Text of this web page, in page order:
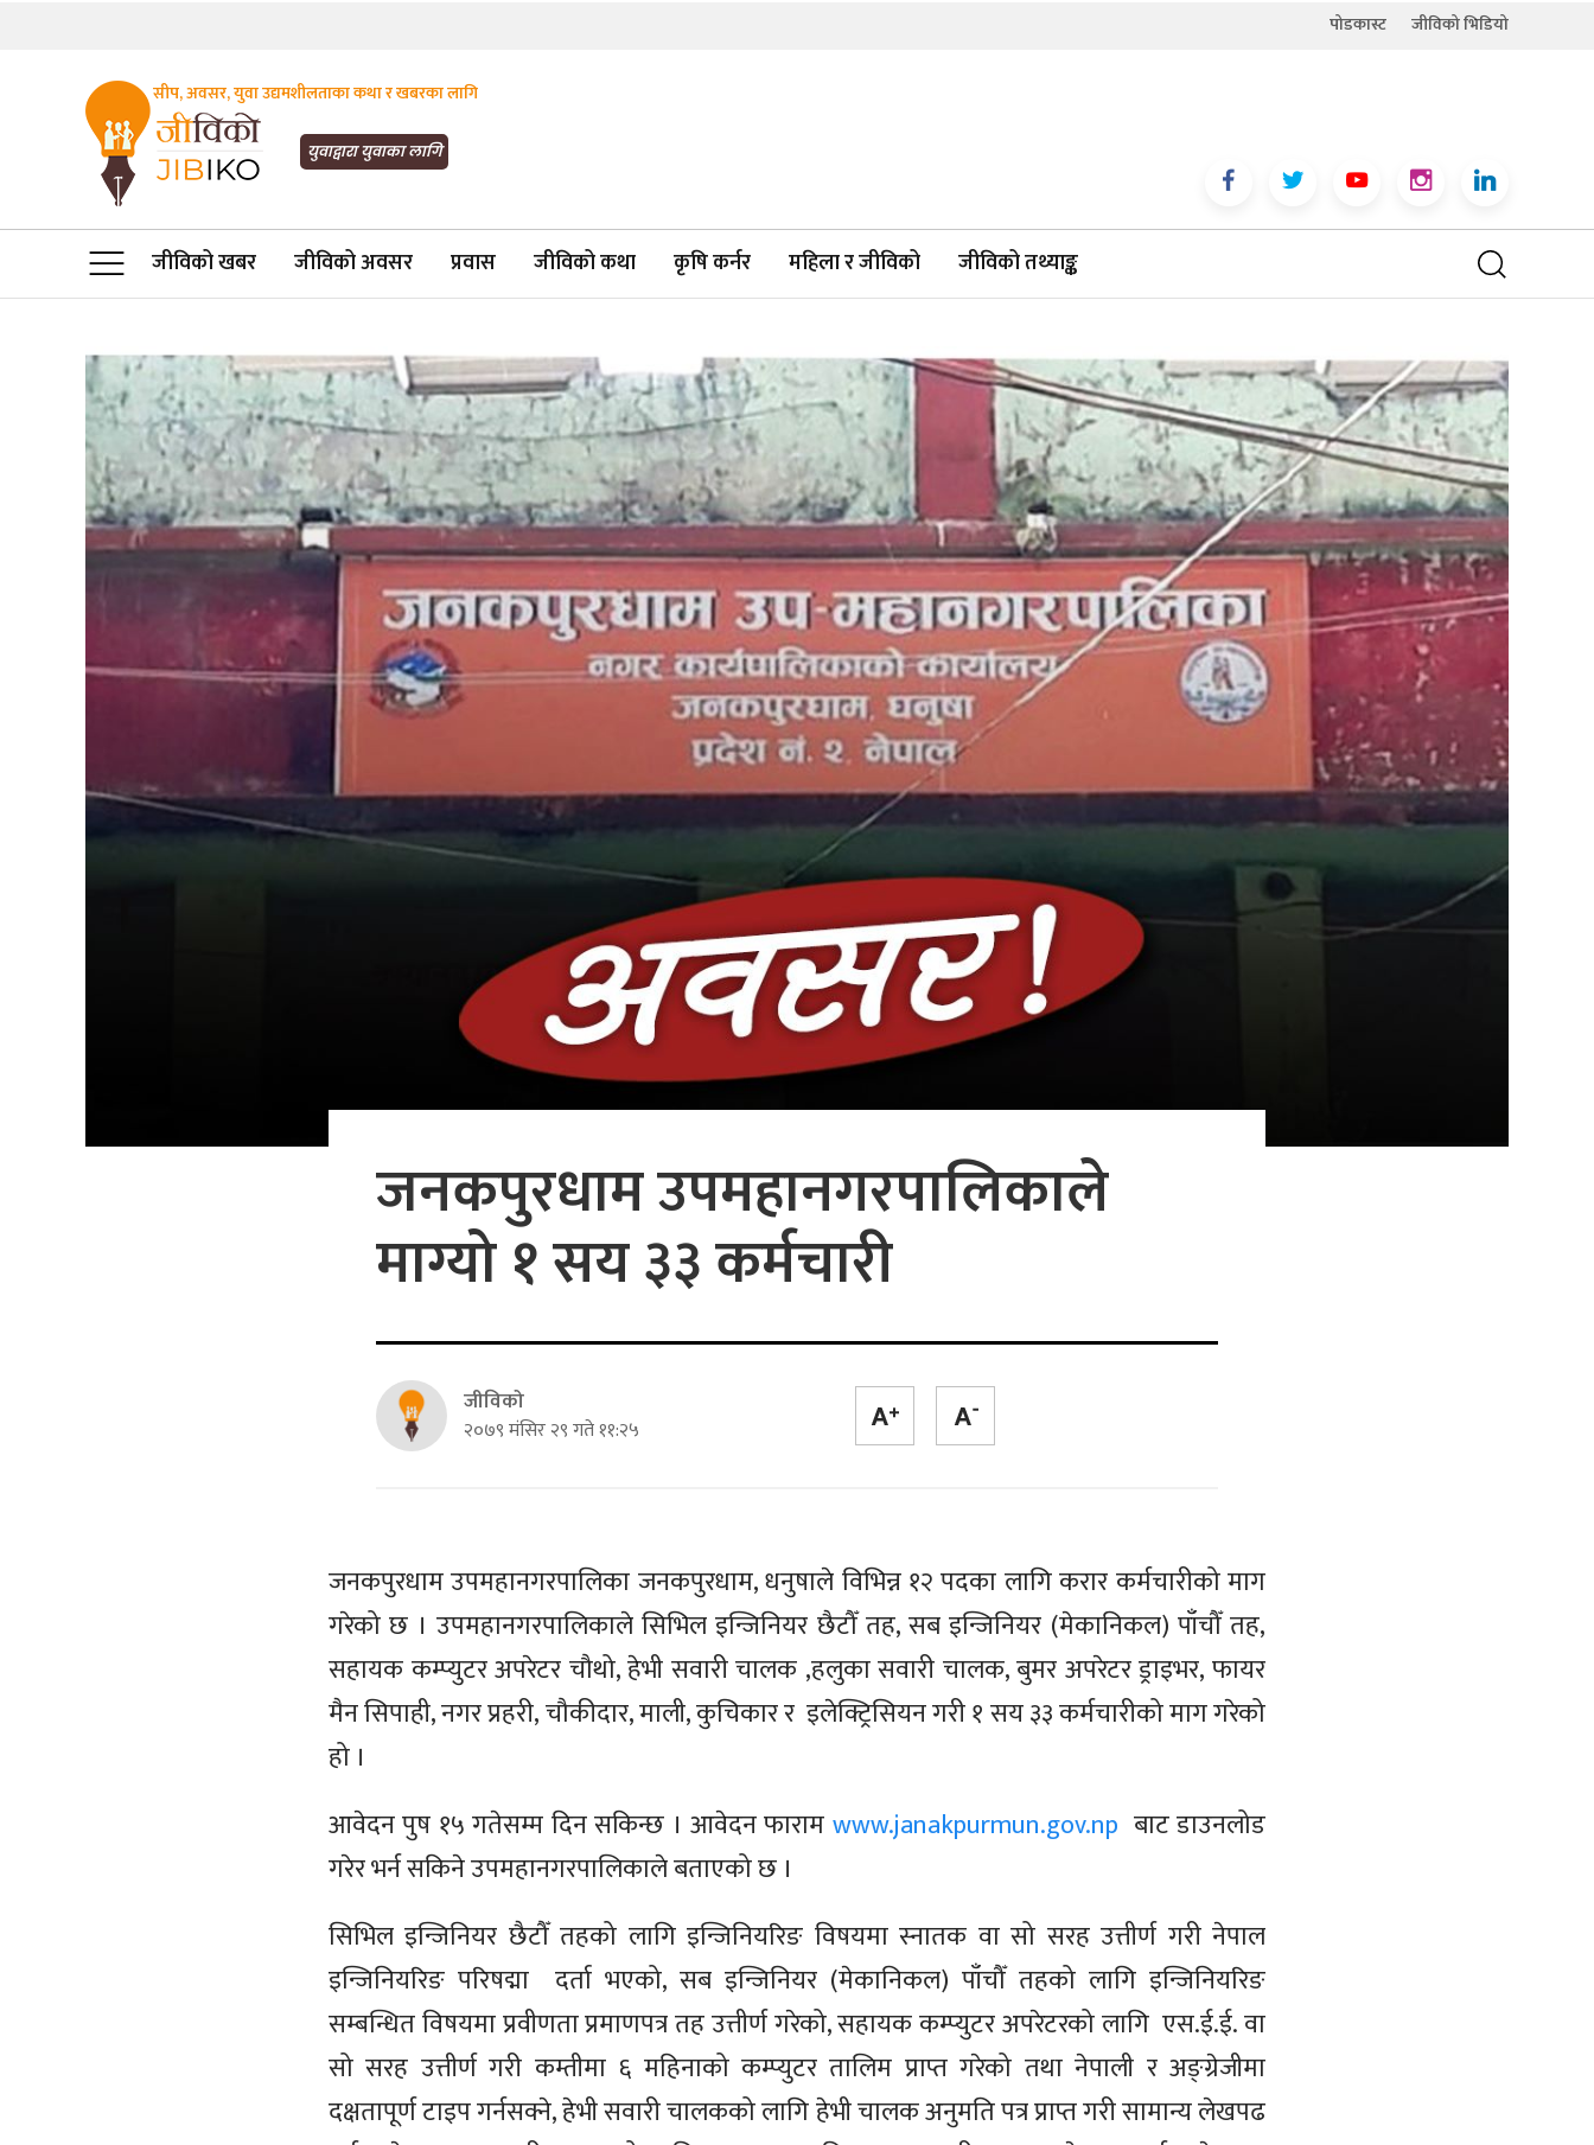
पोडकास्ट जीविको भिडियो
युवाद्वारा युवाका लागि
JIBIKO.COM
तपाईंको जीविकाको साथी
सीप, अवसर, युवा उद्यमशीलताका कथा र खबरका लागि
जीविको खबर जीविको अवसर प्रवास जीविको कथा कृषि कर्नर महिला र जीविको जीविको तथ्याङ्क
जनकपुरधाम उपमहानगरपालिकाले
माग्यो १ सय ३३ कर्मचारी
जीविको
२०७९ मंसिर २९ गते ११:२५
जनकपुरधाम उपमहानगरपालिका जनकपुरधाम, धनुषाले विभिन्न १२ पदका लागि करार कर्मचारीको माग
गरेको छ । उपमहानगरपालिकाले सिभिल इन्जिनियर छैटौँ तह, सब इन्जिनियर (मेकानिकल) पाँचौँ तह,
सहायक कम्प्युटर अपरेटर चौथो, हेभी सवारी चालक ,हलुका सवारी चालक, बुमर अपरेटर ड्राइभर, फायर
मैन सिपाही, नगर प्रहरी, चौकीदार, माली, कुचिकार र इलेक्ट्रिसियन गरी १ सय ३३ कर्मचारीको माग गरेको
हो ।
आवेदन पुष १५ गतेसम्म दिन सकिन्छ । आवेदन फारामwww.janakpurmun.gov.np बाट डाउनलोड
गरेर भर्न सकिने उपमहानगरपालिकाले बताएको छ ।
सिभिल इन्जिनियर छैटौँ तहको लागि इन्जिनियरिङ विषयमा स्नातक वा सो सरह उत्तीर्ण गरी नेपाल
इन्जिनियरिङ परिषद्मा दर्ता भएको, सब इन्जिनियर (मेकानिकल) पाँचौँ तहको लागि इन्जिनियरिङ
सम्बन्धित विषयमा प्रवीणता प्रमाणपत्र तह उत्तीर्ण गरेको, सहायक कम्प्युटर अपरेटरको लागि एस.ई.ई. वा
सो सरह उत्तीर्ण गरी कम्तीमा ६ महिनाको कम्प्युटर तालिम प्राप्त गरेको तथा नेपाली र अङ्ग्रेजीमा
दक्षतापूर्ण टाइप गर्नसक्ने, हेभी सवारी चालकको लागि हेभी चालक अनुमति पत्र प्राप्त गरी सामान्य लेखपढ